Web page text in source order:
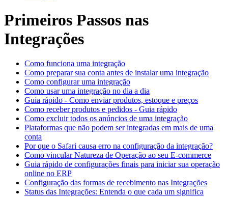
Primeiros Passos nas
Integrações
Como funciona uma integração
Como preparar sua conta antes de instalar uma integração
Como configurar uma integração
Como usar uma integração no dia a dia
Guia rápido - Como enviar produtos, estoque e preços
Como receber produtos e pedidos - Guia rápido
Como excluir todos os anúncios de uma integração
Plataformas que não podem ser integradas em mais de uma
conta
Por que o Safari causa erro na configuração da integração?
Como vincular Natureza de Operação ao seu E-commerce
Guia rápido de configurações finais para iniciar sua operação
online no ERP
Configuração das formas de recebimento nas Integrações
Status das Integrações: Entenda o que cada um significa